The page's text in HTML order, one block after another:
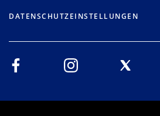
DATENSCHUTZEINSTELLUNGEN